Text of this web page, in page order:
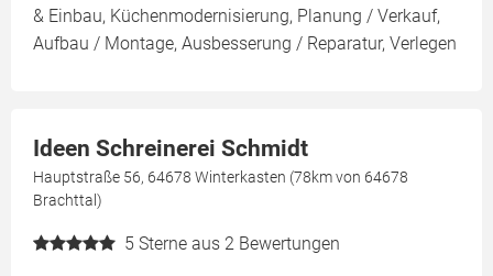
& Einbau, Küchenmodernisierung, Planung / Verkauf,
Aufbau / Montage, Ausbesserung / Reparatur, Verlegen
Ideen Schreinerei Schmidt
Hauptstraße 56, 64678 Winterkasten (78km von 64678
Brachttal)
5 Sterne aus 2 Bewertungen